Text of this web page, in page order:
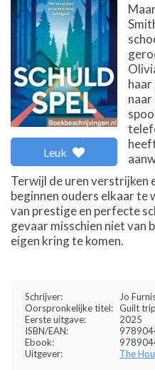
Leuk
naar
Terwijl de uren verstrijken
beginnen ouders elkaar te
van prestige en perfecte
gevaar misschien niet van
eigen kring te komen.
Schrijver:
Jo
Oorspronkelijke titel: Guilt trip
Eerste uitgave:
2025
ISBN/EAN:
Ebook:
Uitgever:
The